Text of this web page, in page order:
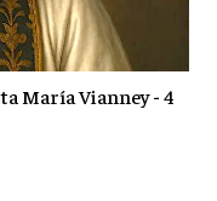
María Vianney - 4